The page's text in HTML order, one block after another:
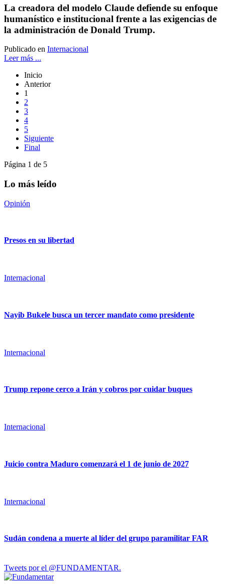
La creadora del modelo Claude defiende su enfoque
humanístico e institucional frente a las exigencias de
la administración de Donald Trump.
Publicado en Internacional
Leer más ...
Inicio
Anterior
1
2
3
4
5
Siguiente
Final
Página 1 de 5
Lo más leído
Opinión
Presos en su libertad
Internacional
Nayib Bukele busca un tercer mandato como presidente
Internacional
Trump repone cerco a Irán y cobros por cuidar buques
Internacional
Juicio contra Maduro comenzará el 1 de junio de 2027
Internacional
Sudán condena a muerte al líder del grupo paramilitar FAR
Tweets por el @FUNDAMENTAR.